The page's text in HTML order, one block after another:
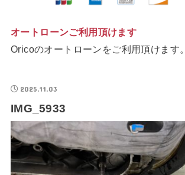
オートローンご利用頂けます
Oricoのオートローンをご利用頂けます。
2025.11.03
IMG_5933